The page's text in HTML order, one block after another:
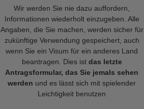
Wir werden Sie nie dazu auffordern,
Informationen wiederholt einzugeben. Alle
Angaben, die Sie machen, werden sicher für
zukünftige Verwendung gespeichert, auch
wenn Sie ein Visum für ein anderes Land
beantragen. Dies ist das letzte
Antragsformular, das Sie jemals sehen
werden und es lässt sich mit spielender
Leichtigkeit benutzen